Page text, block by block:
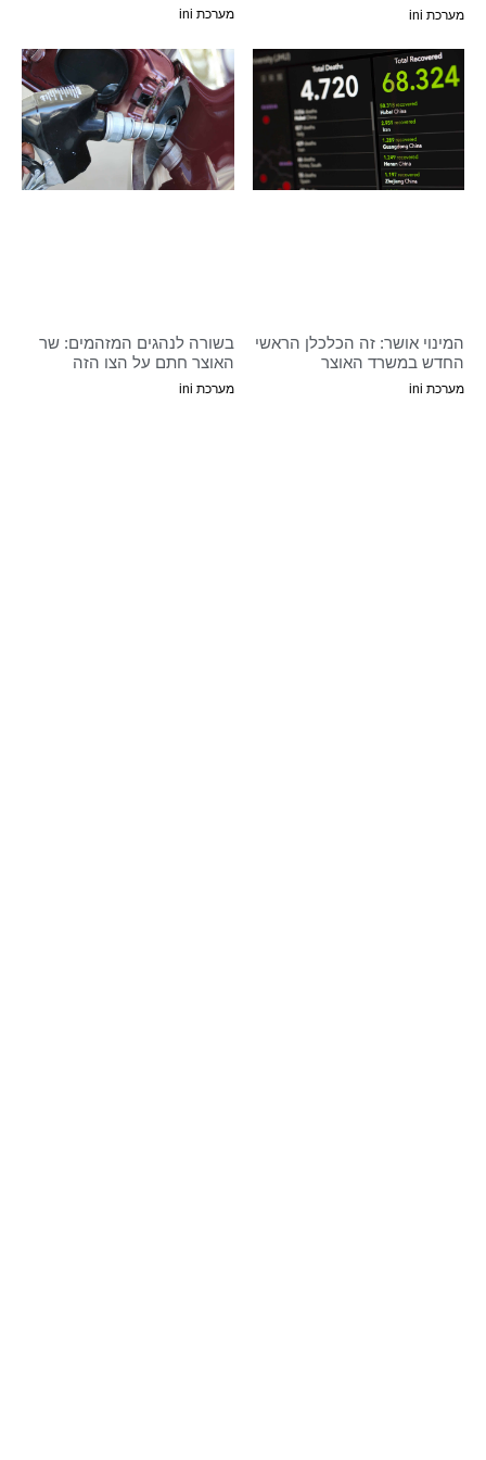
מערכת ini מערכת ini
המינוי אושר: זה הכלכלן הראשי
החדש במשרד האוצר
מערכת ini
בשורה לנהגים המזהמים: שר
האוצר חתם על הצו הזה
מערכת ini